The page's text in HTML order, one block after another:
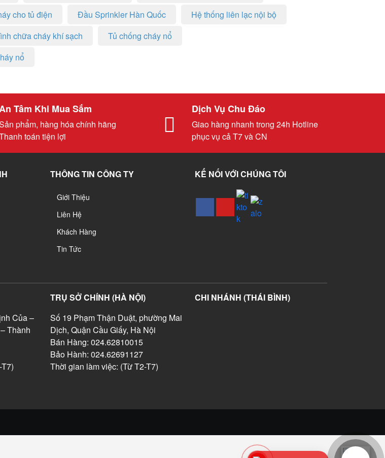
cho tủ điện Đầu Sprinkler Hàn Quốc
Hệ thống liên lạc nội bộ
chữa cháy khí sạch
Tủ chống cháy nổ
nổ
Tâm Khi Mua Sắm
phẩm, hàng hóa chính hãng
toán tiện lợi
Dịch Vụ Chu Đáo
Giao hàng nhanh trong 24h Hotline
phục vụ cả T7 và CN
THÔNG TIN CÔNG TY
Giới Thiệu
Liên Hệ
Khách Hàng
Tin Tức
KẾ NỐI VỚI CHÚNG TÔI
Của –
Thành
TRỤ SỞ CHÍNH (HÀ NỘI)
Số 19 Phạm Thận Duật, phường Mai
Dịch, Quận Cầu Giấy, Hà Nội
Bán Hàng: 024.62810015
Bảo Hành: 024.62691127
Thời gian làm việc: (Từ T2-T7)
CHI NHÁNH (THÁI BÌNH)